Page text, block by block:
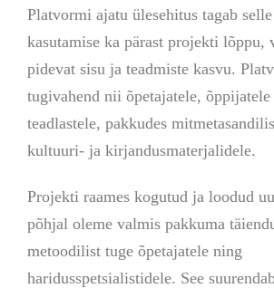
Platvormi ajatu ülesehitus tagab
kasutamise ka pärast projekti lõppu,
pidevat sisu ja teadmiste kasvu.
tugivahend nii õpetajatele,
teadlastele, pakkudes
kultuuri- ja kirjandusmaterjalidele.
Projekti raames kogutud ja loodud
põhjal oleme valmis pakkuma
metoodilist tuge õpetajatele ning
haridusspetsialistidele. See